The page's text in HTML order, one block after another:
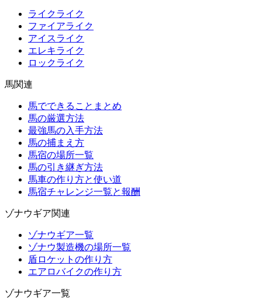
ライクライク
ファイアライク
アイスライク
エレキライク
ロックライク
馬関連
馬でできることまとめ
馬の厳選方法
最強馬の入手方法
馬の捕まえ方
馬宿の場所一覧
馬の引き継ぎ方法
馬車の作り方と使い道
馬宿チャレンジ一覧と報酬
ゾナウギア関連
ゾナウギア一覧
ゾナウ製造機の場所一覧
盾ロケットの作り方
エアロバイクの作り方
ゾナウギア一覧